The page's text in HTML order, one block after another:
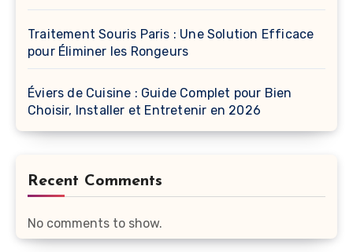
Traitement Souris Paris : Une Solution Efficace
pour Éliminer les Rongeurs
Éviers de Cuisine : Guide Complet pour Bien
Choisir, Installer et Entretenir en 2026
Recent Comments
No comments to show.